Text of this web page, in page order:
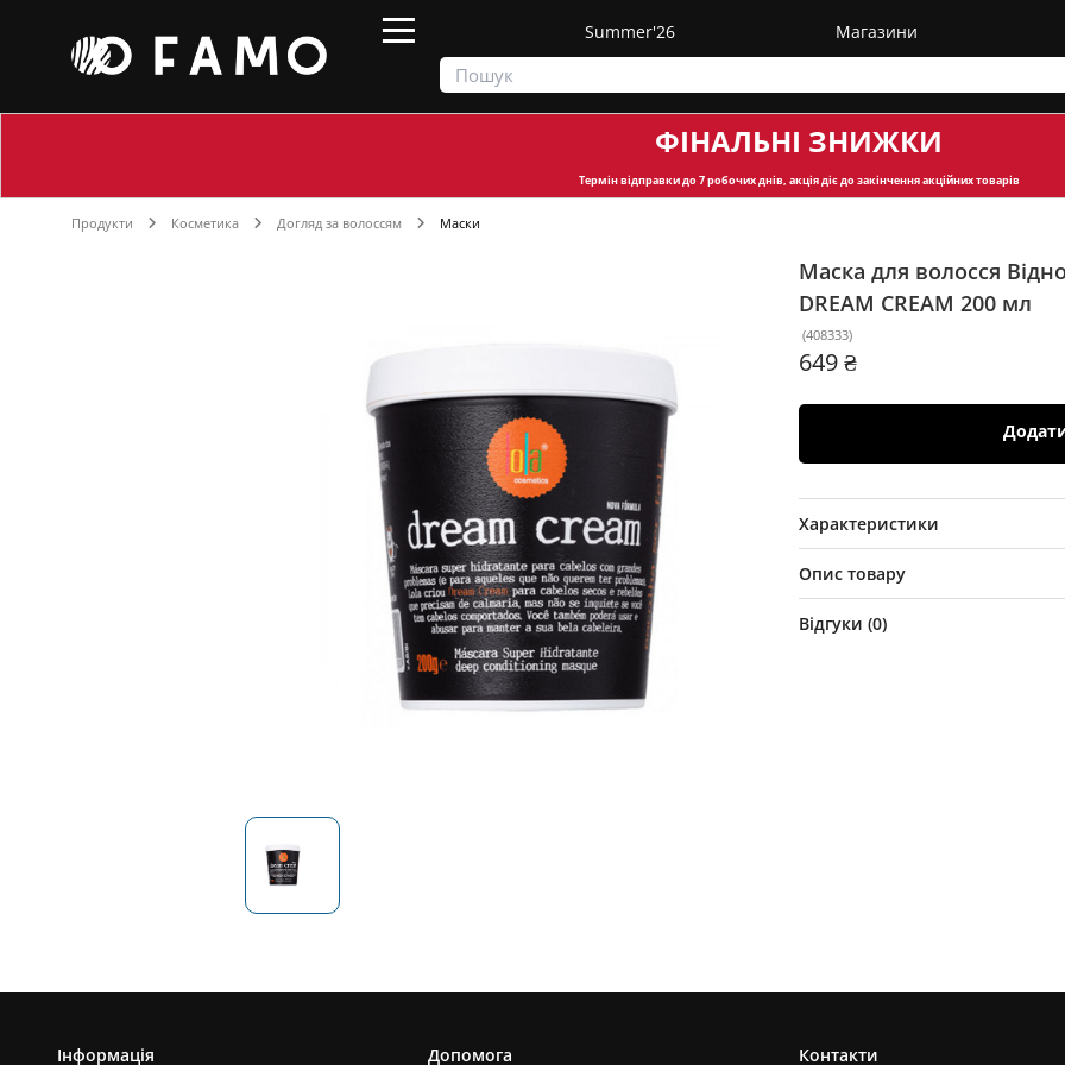
Summer'26 Магазини
ФІНАЛЬНІ ЗНИЖКИ
Термін відправкидо 7 робочих днів, акція діє до закінчення акційних товарів
Продукти Косметика Догляд за волоссям Маски
Маска для волосся
DREAM CREAM 200 мл
(408333)
649 ₴
Характеристики
Опис товару
Відгуки (0)
Інформація Допомога Контакти